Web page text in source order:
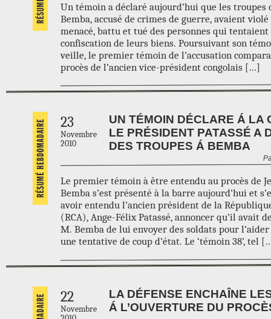
Un témoin a déclaré aujourd’hui que les troupes
Bemba, accusé de crimes de guerre, avaient
menacé, battu et tué des personnes qui
confiscation de leurs biens. Poursuivant son
veille, le premier témoin de l’accusation
procès de l’ancien vice-président congolais […]
23
Novembre
2010
UN TÉMOIN DÉCLARE Á LA
LE PRÉSIDENT PATASSÉ A
DES TROUPES Á BEMBA
Le premier témoin à être entendu au procès de
Bemba s’est présenté à la barre aujourd’hui et
avoir entendu l’ancien président de la
(RCA), Ange-Félix Patassé, annoncer qu’il avait
M. Bemba de lui envoyer des soldats pour
une tentative de coup d’état. Le ‘témoin 38’, tel
22
Novembre
LA DÉFENSE ENCHAÎNE
Á L’OUVERTURE DU